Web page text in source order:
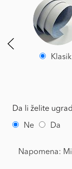
Klasik
Da li želite
Ne Da
Napomena: